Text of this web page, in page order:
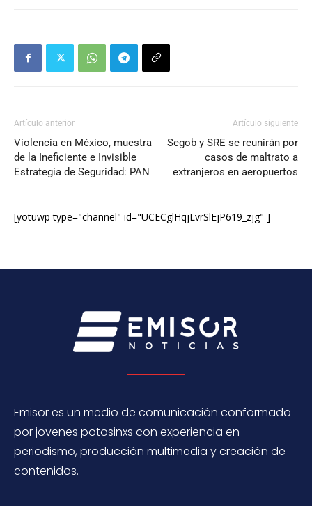
Artículo anterior
Violencia en México, muestra
de la Ineficiente e Invisible
Estrategia de Seguridad: PAN
Artículo siguiente
Segob y SRE se reunirán por
casos de maltrato a
extranjeros en aeropuertos
[yotuwp type="channel" id="UCECglHqjLvrSlEjP619_zjg" ]
Emisor es un medio de comunicación conformado
por jovenes potosinxs con experiencia en
periodismo, producción multimedia y creación de
contenidos.